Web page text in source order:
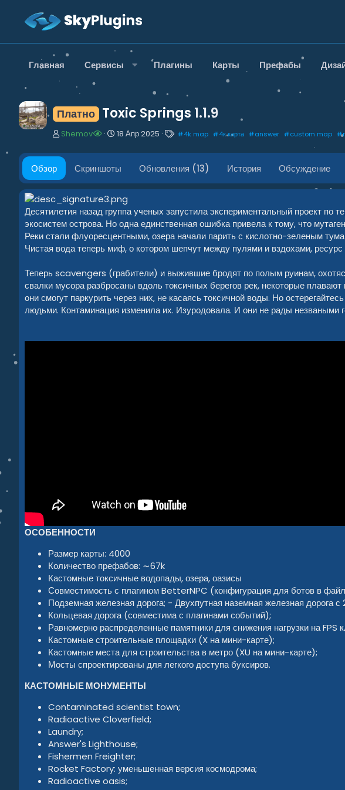
Главная Сервисы Плагины Карты Префабы
Платно Toxic Springs 1.1.9
А
т
р
Shemov
Д
т
а
с
о
з
а
н
и
я
18 Апр 2025
Т
г
и
#4k map #4к карта #answer #custom map #
Обзор Скриншоты Обновления (13) История Обсуждение
Десятилетия назад группа ученых запустила экспериментальный проект
экосистем острова. Но одна единственная ошибка привела к тому, что
Реки стали флуоресцентными, озера начали парить с кислотно-зеленым
Чистая вода теперь миф, о котором шепчут между пулями и вздохами,
Теперь scavengers (грабители) и выжившие бродят по полым руинам,
свалки мусора разбросаны вдоль токсичных берегов рек, некоторые
они смогут паркурить через них, не касаясь токсичной воды. Но
людьми. Контаминация изменила их. Изуродовала. И они не рады незваными
ОСОБЕННОСТИ
Размер карты: 4000
Количество префабов: ∼67k
Кастомные токсичные водопады, озера, оазисы
Совместимость с плагином BetterNPC (конфигурация для ботов в
Подземная железная дорога; - Двухпутная наземная железная дорога
Кольцевая дорога (совместима с плагинами событий);
Равномерно распределенные памятники для снижения нагрузки на FPS
Кастомные строительные площадки (X на мини-карте);
Кастомные места для строительства в метро (XU на мини-карте);
Мосты спроектированы для легкого доступа буксиров.
КАСТОМНЫЕ МОНУМЕНТЫ
Contaminated scientist town;
Radioactive Cloverfield;
Laundry;
Answer's Lighthouse;
Fishermen Freighter;
Rocket Factory: уменьшенная версия космодрома;
Radioactive oasis;